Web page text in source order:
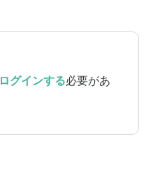
ログインする必要があ